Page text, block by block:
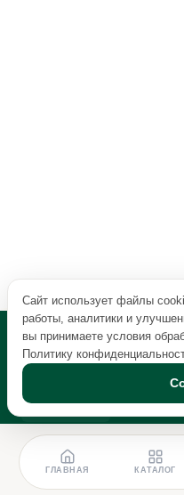
ГЛАВНАЯ КАТАЛОГ
Сайт использует файлы
работы, аналитики и
вы принимаете условия
Политику